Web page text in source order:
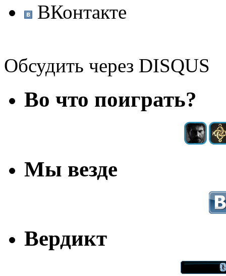
ВКонтакте
Обсудить через DISQUS
Во что поиграть?
Мы везде
Вердикт